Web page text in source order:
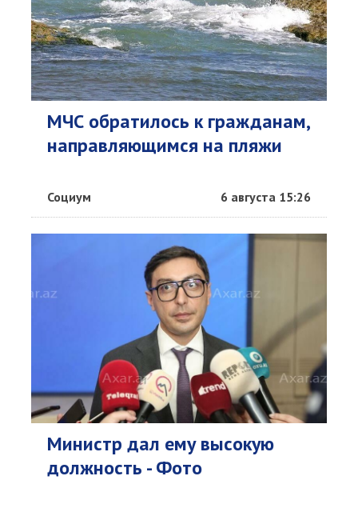
МЧС обратилось к гражданам,
направляющимся на пляжи
Социум 6 августа 15:26
Министр дал ему высокую
должность - Фото